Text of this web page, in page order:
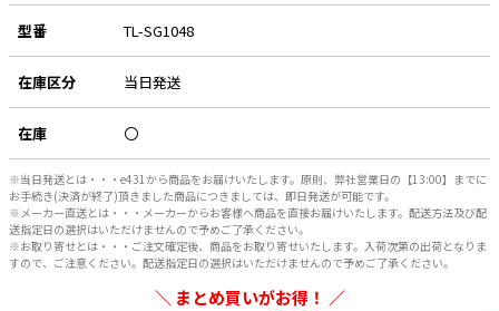
型番 TL-SG1048
在庫区分 当日発送
在庫 〇
※当日発送とは・・・e431から商品をお届けいたします。原則、弊社営業日の【13:00】までに
お手続き(決済が終了)頂きました商品につきましては、即日発送が可能です。
※メーカー直送とは・・・メーカーからお客様へ商品を直接お届けいたします。配送方法及び配
送指定日の選択はいただけませんので予めご了承ください。
※お取り寄せとは・・・ご注文確定後、商品をお取り寄せいたします。入荷次第の出荷となりま
すので、ご注意ください。配送指定日の選択はいただけませんので予めご了承ください。
まとめ買いがお得！